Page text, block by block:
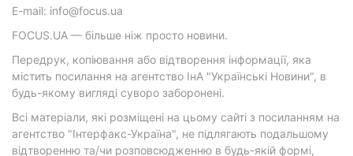
E-mail: info@focus.ua
FOCUS.UA — більше ніж просто новини.
Передрук, копіювання або відтворення інформації, яка
містить посилання на агентство ІнА "Українські Новини", в
будь-якому вигляді суворо заборонені.
Всі матеріали, які розміщені на цьому сайті з посиланням на
агентство "Інтерфакс-Україна", не підлягають подальшому
відтворенню та/чи розповсюдженню в будь-якій формі,